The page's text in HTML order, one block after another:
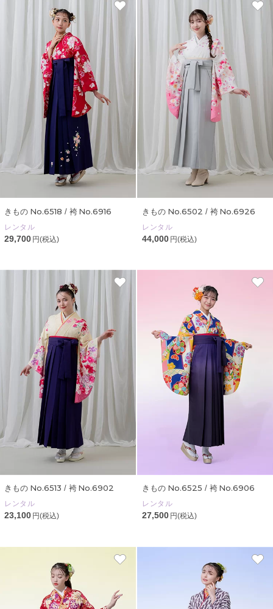
きもの No.6518 / 袴 No.6916
レンタル
29,700 円(税込)
きもの No.6502 / 袴 No.6926
レンタル
44,000 円(税込)
きもの No.6513 / 袴 No.6902
レンタル
23,100 円(税込)
きもの No.6525 / 袴 No.6906
レンタル
27,500 円(税込)